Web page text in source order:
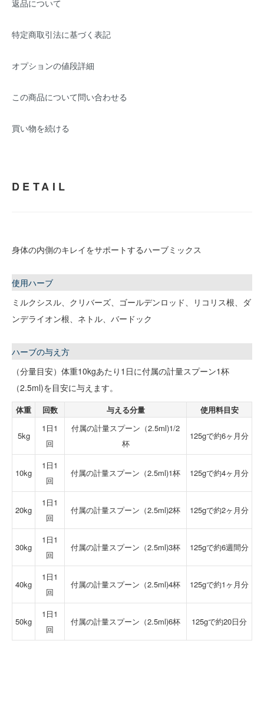
返品について
特定商取引法に基づく表記
オプションの値段詳細
この商品について問い合わせる
買い物を続ける
DETAIL
身体の内側のキレイをサポートするハーブミックス
使用ハーブ
ミルクシスル、クリバーズ、ゴールデンロッド、リコリス根、ダ
ンデライオン根、ネトル、バードック
ハーブの与え方
（分量目安）体重10kgあたり1日に付属の計量スプーン1杯
（2.5ml)を目安に与えます。
体重 回数 与える分量 使用料目安
5kg
1日1
回
付属の計量スプーン（2.5ml)1/2
杯
125gで約6ヶ月分
10kg
1日1
回
付属の計量スプーン（2.5ml)1杯 125gで約4ヶ月分
20kg
1日1
回
付属の計量スプーン（2.5ml)2杯 125gで約2ヶ月分
30kg
1日1
回
付属の計量スプーン（2.5ml)3杯 125gで約6週間分
40kg
1日1
回
付属の計量スプーン（2.5ml)4杯 125gで約1ヶ月分
50kg
1日1
回
付属の計量スプーン（2.5ml)6杯 125gで約20日分